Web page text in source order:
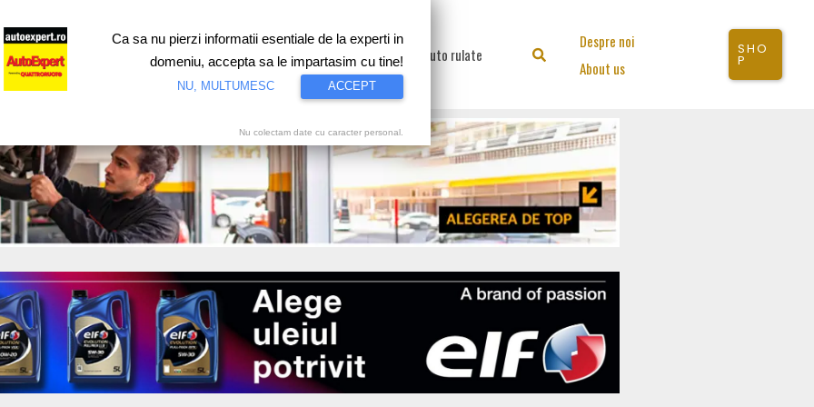
Test drive Motorsport Proiecte speciale Video Auto rulate Search
Despre noi
About us
SHO
P
Ca sa nu pierzi informatii esentiale de la experti in
domeniu, accepta sa le impartasim cu tine!
NU, MULTUMESC ACCEPT
Nu colectam date cu caracter personal.